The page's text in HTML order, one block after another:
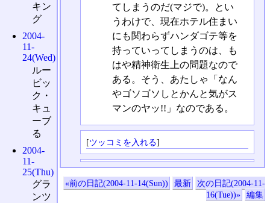
てしまうのだ(マジで)。とい
うわけで、現在ホテル住まい
にも関わらずハンダゴテ等を
持っていってしまうのは、も
はや精神衛生上の問題なので
ある。そう、あたしゃ「なん
やゴソゴソしとかんと気がス
マンのヤッ!!」なのである。
[ツッコミを入れる]
«前の日記(2004-11-14(Sun)) 最新
次の日記(2004-11-
16(Tue))»
編集
キン
グ
2004-
11-
24(Wed)
ルー
ビッ
ク・
キュ
ーブ
る
2004-
11-
25(Thu)
グラ
ンツ